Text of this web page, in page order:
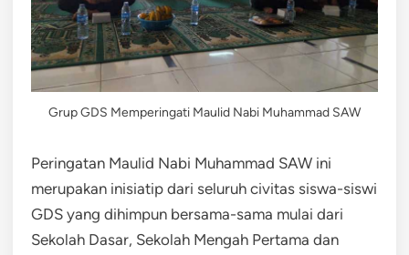
Grup GDS Memperingati Maulid Nabi Muhammad SAW
Peringatan Maulid Nabi Muhammad SAW ini
merupakan inisiatip dari seluruh civitas siswa-siswi
GDS yang dihimpun bersama-sama mulai dari
Sekolah Dasar, Sekolah Mengah Pertama dan